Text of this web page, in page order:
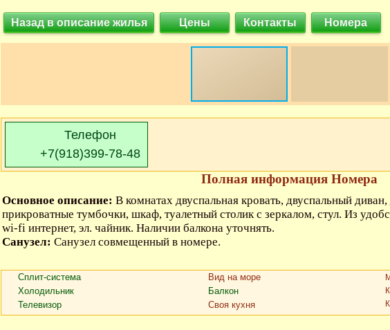
Назад в описание жилья Цены Контакты Номера
Фото 3 из 12. Категория Номера: 2-х комнатный 4-х местный номер «Люкс»
Телефон
+7(918)399-78-48
Полная информация Номера
Основное описание: В комнатах двуспальная кровать, двуспальный
прикроватные тумбочки, шкаф, туалетный столик с зеркалом, стул. Из
wi-fi интернет, эл. чайник. Наличии балкона уточнять.
Санузел: Санузел совмещенный в номере.
Сплит-система
Холодильник
Телевизор
Вид на море
Балкон
Своя кухня